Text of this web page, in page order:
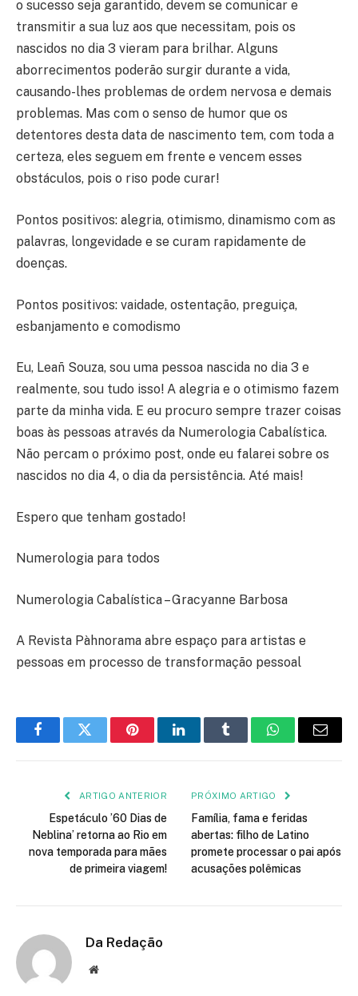
o sucesso seja garantido, devem se comunicar e
transmitir a sua luz aos que necessitam, pois os
nascidos no dia 3 vieram para brilhar. Alguns
aborrecimentos poderão surgir durante a vida,
causando-lhes problemas de ordem nervosa e demais
problemas. Mas com o senso de humor que os
detentores desta data de nascimento tem, com toda a
certeza, eles seguem em frente e vencem esses
obstáculos, pois o riso pode curar!
Pontos positivos: alegria, otimismo, dinamismo com as
palavras, longevidade e se curam rapidamente de
doenças.
Pontos positivos: vaidade, ostentação, preguiça,
esbanjamento e comodismo
Eu, Leañ Souza, sou uma pessoa nascida no dia 3 e
realmente, sou tudo isso! A alegria e o otimismo fazem
parte da minha vida. E eu procuro sempre trazer coisas
boas às pessoas através da Numerologia Cabalística.
Não percam o próximo post, onde eu falarei sobre os
nascidos no dia 4, o dia da persistência. Até mais!
Espero que tenham gostado!
Numerologia para todos
Numerologia Cabalística – Gracyanne Barbosa
A Revista Pàhnorama abre espaço para artistas e
pessoas em processo de transformação pessoal
FacebookTwitter PinterestLinkedInTumblr WhatsApp
E-
ARTIGO ANTERIOR
Espetáculo ’60 Dias de
Neblina’ retorna ao Rio em
nova temporada para mães
de primeira viagem!
PRÓXIMO ARTIGO
Família, fama e feridas
abertas: filho de Latino
promete processar o pai após
acusações polêmicas
Da Redação
Site